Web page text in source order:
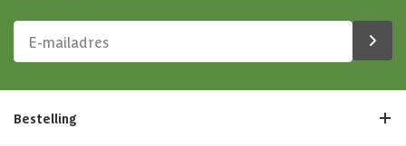
Bestelling